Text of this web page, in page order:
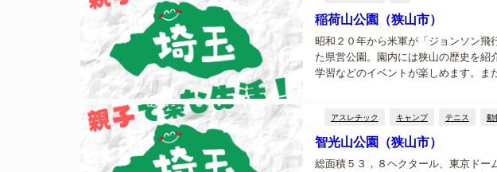
稲荷山公園（狭山市）
昭和２０年から米軍が「ジョンソン飛
た県営公園。園内には狭山の歴史を紹
学習などのイベントが楽しめます。ま
アスレチック キャンプ テニス 動
智光山公園（狭山市）
総面積５３，８ヘクタール、東京ドー